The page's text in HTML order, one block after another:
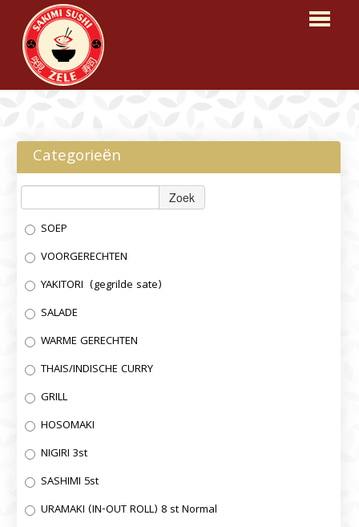
BESTELLEN
MENU
RESERVEREN
LOGIN
CONTACT
Categorieën
Zoek
SOEP
VOORGERECHTEN
YAKITORI (gegrilde sate)
SALADE
WARME GERECHTEN
THAIS/INDISCHE CURRY
GRILL
HOSOMAKI
NIGIRI 3st
SASHIMI 5st
URAMAKI (IN-OUT ROLL) 8 st Normal